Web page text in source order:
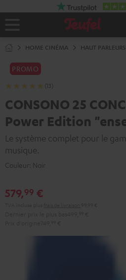
Page
HOME CINÉMA HAUT
PROMO
(13)
CONSONO 25
Power Edition
Le système complet pour le
musique.
Couleur: Noir
579,99 €